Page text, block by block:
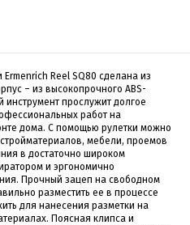
Reel SQ80 сделана из
– из высокопрочного ABS-
прослужит долгое
работ на
дома. С помощью рулетки можно
мебели, проемов
в достаточно широком
и эргономично
Прочный зацеп на свободном
разместить ее в процессе
для нанесения разметки на
Поясная клипса и